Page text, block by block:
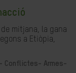
mitjana, la gana
a Etiòpia,
Conflictes- Armes-